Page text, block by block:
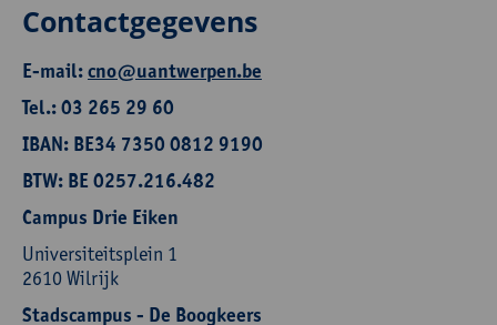
Contactgegevens
E-mail:cno@uantwerpen.be
Tel.: 03 265 29 60
IBAN: BE34 7350 0812 9190
BTW: BE 0257.216.482
Campus Drie Eiken
Universiteitsplein 1
2610 Wilrijk
Stadscampus - De Boogkeers